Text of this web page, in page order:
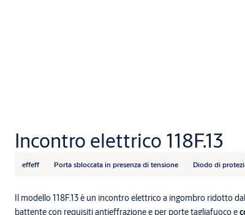
Incontro elettrico 118F.13
effeff Porta sbloccata in presenza di tensione Diodo di
Il modello 118F.13 è un incontro elettrico a ingombro ridotto
battente con requisiti antieffrazione e per porte tagliafuoco e